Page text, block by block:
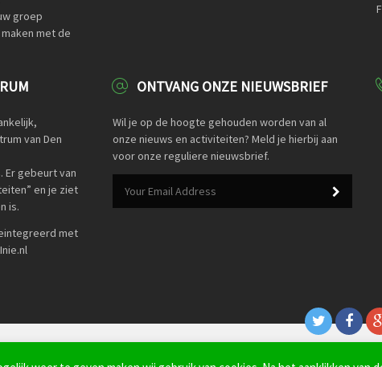
groep
met de
van Den
Er gebeurt van
en je ziet
is.
met
ONTVANG ONZE NIEUWSBRIEF
Wil je op de hoogte gehouden worden van al
onze nieuws en activiteiten? Meld je hierbij aan
voor onze reguliere nieuwsbrief.